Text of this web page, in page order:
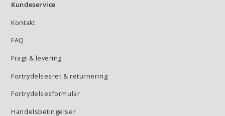
Kundeservice
Kontakt
FAQ
Fragt & levering
Fortrydelsesret & returnering
Fortrydelsesformular
Handelsbetingelser